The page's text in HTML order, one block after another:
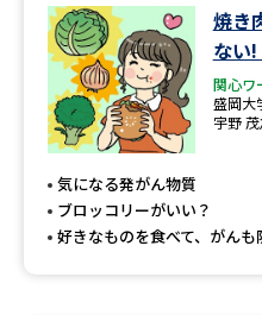
過去問題集
大学・短大以外の資料から
専門学校の資料請求
留学・進学関連、塾・予備校
焼き
ない
関心ワ
盛岡大
宇野
気になる発がん物質
ブロッコリーがいい？
好きなものを食べて、がんも